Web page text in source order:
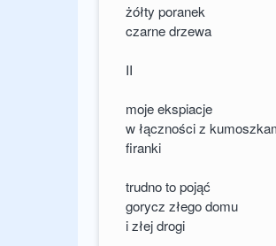
żółty poranek
czarne drzewa
II
moje ekspiacje
w łączności z
firanki
trudno to pojąć
gorycz złego domu
i złej drogi